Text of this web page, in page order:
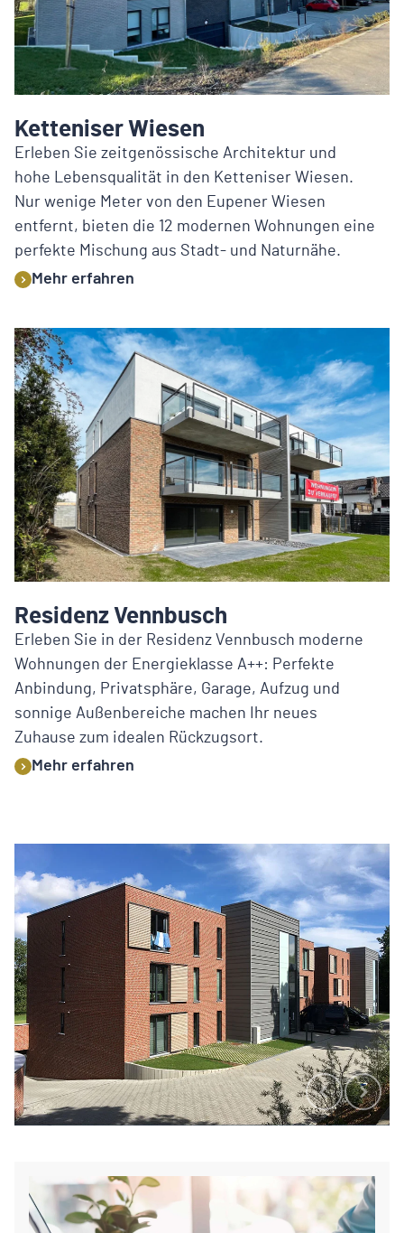
Ketteniser Wiesen
Erleben Sie zeitgenössische Architektur und
hohe Lebensqualität in den Ketteniser Wiesen.
Nur wenige Meter von den Eupener Wiesen
entfernt, bieten die 12 modernen Wohnungen eine
perfekte Mischung aus Stadt- und Naturnähe.
Mehr erfahren
Residenz Vennbusch
Erleben Sie in der Residenz Vennbusch moderne
Wohnungen der Energieklasse A++: Perfekte
Anbindung, Privatsphäre, Garage, Aufzug und
sonnige Außenbereiche machen Ihr neues
Zuhause zum idealen Rückzugsort.
Mehr erfahren